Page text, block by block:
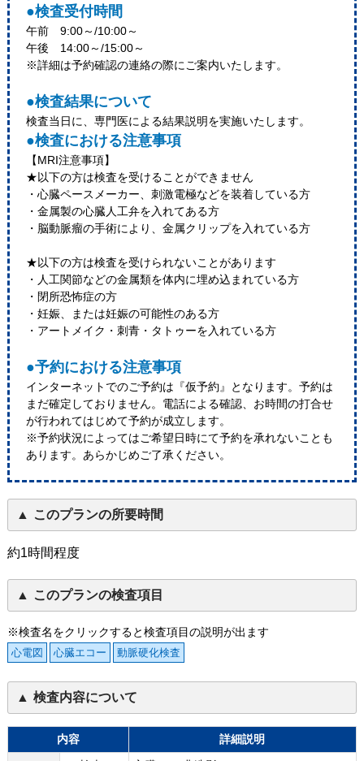
●検査受付時間
午前 9:00～/10:00～
午後 14:00～/15:00～
※詳細は予約確認の連絡の際にご案内いたします。
●検査結果について
検査当日に、専門医による結果説明を実施いたします。
●検査における注意事項
【MRI注意事項】
★以下の方は検査を受けることができません
・心臓ペースメーカー、刺激電極などを装着している方
・金属製の心臓人工弁を入れてある方
・脳動脈瘤の手術により、金属クリップを入れている方
★以下の方は検査を受けられないことがあります
・人工関節などの金属類を体内に埋め込まれている方
・閉所恐怖症の方
・妊娠、または妊娠の可能性のある方
・アートメイク・刺青・タトゥーを入れている方
●予約における注意事項
インターネットでのご予約は『仮予約』となります。予約は
まだ確定しておりません。電話による確認、お時間の打合せ
が行われてはじめて予約が成立します。
※予約状況によってはご希望日時にて予約を承れないことも
あります。あらかじめご了承ください。
このプランの所要時間
約1時間程度
このプランの検査項目
※検査名をクリックすると検査項目の説明が出ます
心電図 心臓エコー 動脈硬化検査
検査内容について
内容
詳細説明